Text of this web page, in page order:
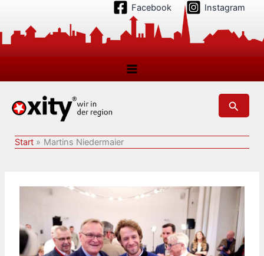
springen
Facebook Instagram
Suchen
Start Martins Niedermaier